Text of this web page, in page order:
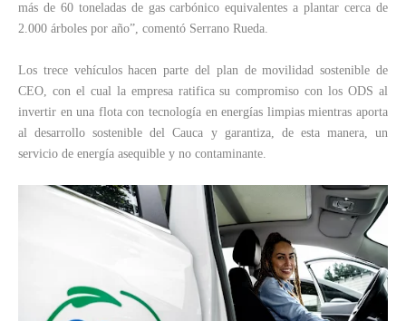
más de 60 toneladas de gas carbónico equivalentes a plantar cerca de
2.000 árboles por año”, comentó Serrano Rueda.
Los trece vehículos hacen parte del plan de movilidad sostenible de
CEO, con el cual la empresa ratifica su compromiso con los ODS al
invertir en una flota con tecnología en energías limpias mientras aporta
al desarrollo sostenible del Cauca y garantiza, de esta manera, un
servicio de energía asequible y no contaminante.